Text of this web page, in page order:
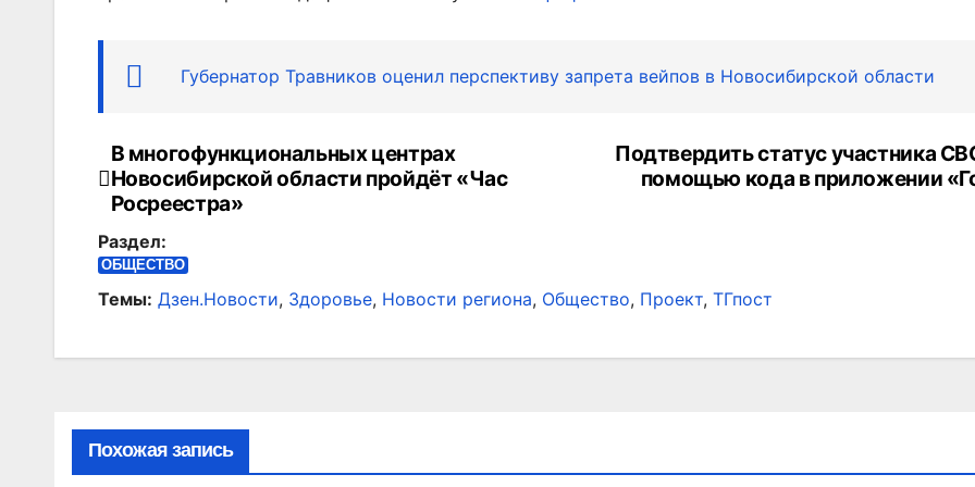
Губернатор Травников оценил перспективу запрета вейпов в Новосибирской области
Навигация
по
записям
Подтвердить статус участника
помощью кода в приложении
В многофункциональных центрах
Новосибирской области пройдёт «Час
Росреестра»
Раздел:
ОБЩЕСТВО
Темы: Дзен.Новости, Здоровье, Новости региона, Общество, Проект, ТГпост
Похожая запись